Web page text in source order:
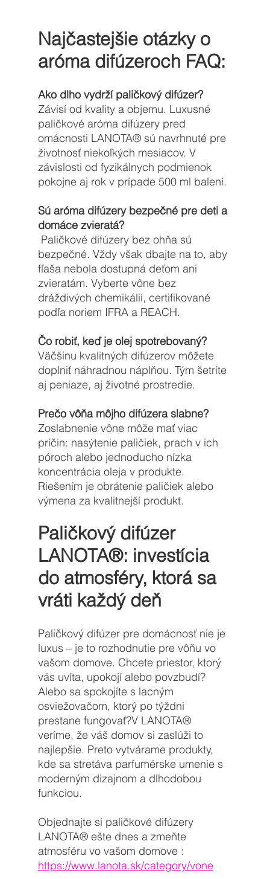
Najčastejšie otázky o
aróma difúzeroch FAQ:
Ako dlho vydrží paličkový difúzer?
Závisí od kvality a objemu. Luxusné
paličkové aróma difúzery pred
omácnosti LANOTA® sú navrhnuté pre
životnosť niekoľkých mesiacov. V
závislosti od fyzikálnych podmienok
pokojne aj rok v prípade 500 ml balení.
Sú aróma difúzery bezpečné pre deti a
domáce zvieratá?
bezpečné. Vždy však dbajte na to, aby
fľaša nebola dostupná deťom ani
zvieratám. Vyberte vône bez
dráždivých chemikálií, certifikované
podľa noriem IFRA a REACH.
Čo robiť, keď je olej spotrebovaný?
Väčšinu kvalitných difúzerov môžete
doplniť náhradnou náplňou. Tým šetríte
aj peniaze, aj životné prostredie.
Prečo vôňa môjho difúzera slabne?
Zoslabnenie vône môže mať viac
príčin: nasýtenie paličiek, prach v ich
póroch alebo jednoducho nízka
koncentrácia oleja v produkte.
Riešením je obrátenie paličiek alebo
výmena za kvalitnejší produkt.
Paličkový difúzer
LANOTA®: investícia
do atmosféry, ktorá sa
vráti každý deň
Paličkový difúzer pre domácnosť nie je
luxus – je to rozhodnutie pre vôňu vo
vašom domove. Chcete priestor, ktorý
vás uvíta, upokojí alebo povzbudí?
Alebo sa spokojíte s lacným
osviežovačom, ktorý po týždni
prestane fungovať?V LANOTA®
veríme, že váš domov si zaslúži to
najlepšie. Preto vytvárame produkty,
kde sa stretáva parfumérske umenie s
moderným dizajnom a dlhodobou
funkciou.
Objednajte si paličkové difúzery
LANOTA® ešte dnes a zmeňte
atmosféru vo vašom domove :
https://www.lanota.sk/category/vone